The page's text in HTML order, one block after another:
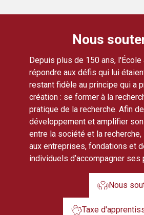
Nous
Depuis plus de 150 ans,
répondre aux défis qui lui
restant fidèle au principe qui a
création : se former à la
pratique de la recherche. Afin
développement et amplifier
entre la société et la recherche,
aux entreprises, fondations et
individuels d’accompagner ses
Nous
Taxe